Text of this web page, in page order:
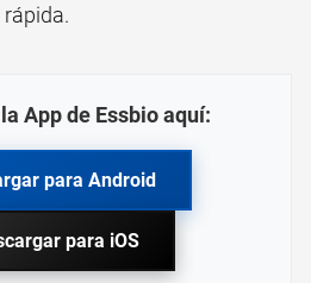
App de Essbio aquí:
para Android
para iOS